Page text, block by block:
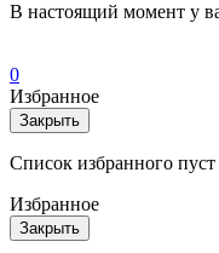
В настоящий момент у
0
Избранное
Закрыть
Список избранного пуст
Избранное
Закрыть